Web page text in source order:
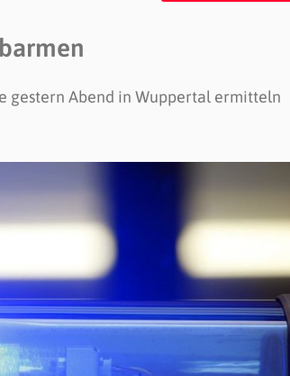
gestern Abend in Wuppertal ermitteln